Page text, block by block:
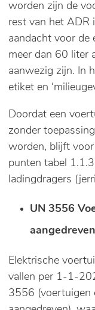
worden zijn de
rest van het ADR
aandacht voor de
meer dan 60 liter
aanwezig zijn. In
etiket en
Doordat een
zonder
worden, blijft
punten tabel
ladingdragers
UN 3556
aangedreven
Elektrische
vallen per 1-1-
3556 (voertuigen